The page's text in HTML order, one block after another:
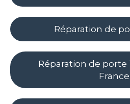
Réparation de
Réparation de
France